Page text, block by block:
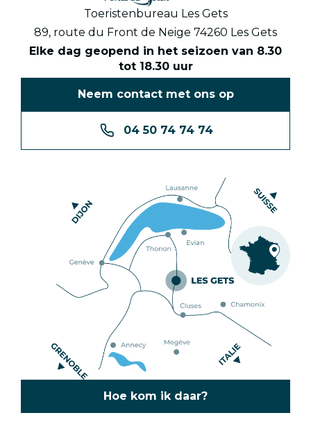
Toeristenbureau Les Gets
89, route du Front de Neige 74260 Les Gets
Elke dag geopend in het seizoen van 8.30
tot 18.30 uur
Neem contact met ons op
04 50 74 74 74
Hoe kom ik daar?